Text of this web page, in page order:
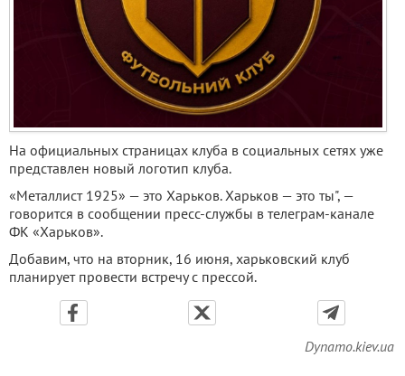
На официальных страницах клуба в социальных сетях уже
представлен новый логотип клуба.
«Металлист 1925» — это Харьков. Харьков — это ты", —
говорится в сообщении пресс-службы в телеграм-канале
ФК «Харьков».
Добавим, что на вторник, 16 июня, харьковский клуб
планирует провести встречу с прессой.
Dynamo.kiev.ua